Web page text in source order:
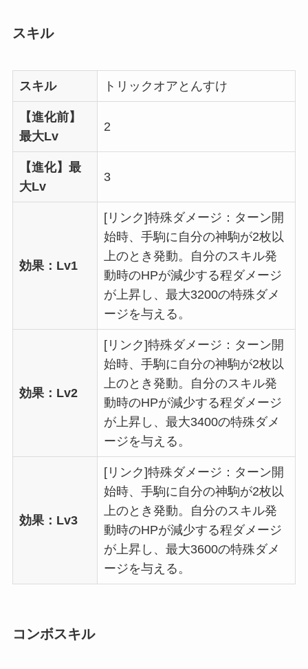
スキル
スキル トリックオアとんすけ
【進化前】
最大Lv
2
【進化】最
大Lv
3
効果：Lv1
[リンク]特殊ダメージ：ターン開
始時、手駒に自分の神駒が2枚以
上のとき発動。自分のスキル発
動時のHPが減少する程ダメージ
が上昇し、最大3200の特殊ダメ
ージを与える。
効果：Lv2
[リンク]特殊ダメージ：ターン開
始時、手駒に自分の神駒が2枚以
上のとき発動。自分のスキル発
動時のHPが減少する程ダメージ
が上昇し、最大3400の特殊ダメ
ージを与える。
効果：Lv3
[リンク]特殊ダメージ：ターン開
始時、手駒に自分の神駒が2枚以
上のとき発動。自分のスキル発
動時のHPが減少する程ダメージ
が上昇し、最大3600の特殊ダメ
ージを与える。
コンボスキル